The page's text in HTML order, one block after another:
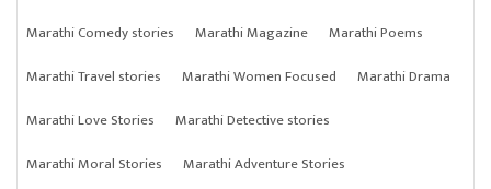
Marathi Comedy stories
Marathi Magazine
Marathi Poems
Marathi Travel stories
Marathi Women Focused
Marathi Drama
Marathi Love Stories
Marathi Detective stories
Marathi Moral Stories
Marathi Adventure Stories